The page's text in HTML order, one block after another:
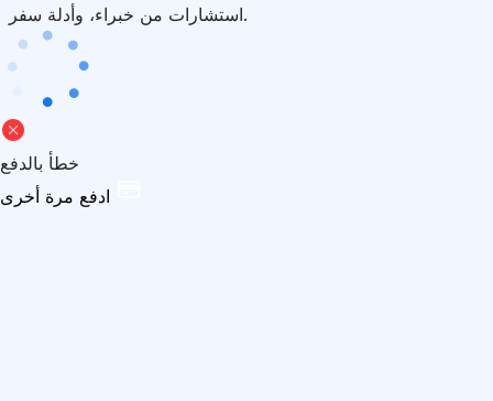
استشارات من خبراء، وأدلة سفر.
خطأ بالدفع